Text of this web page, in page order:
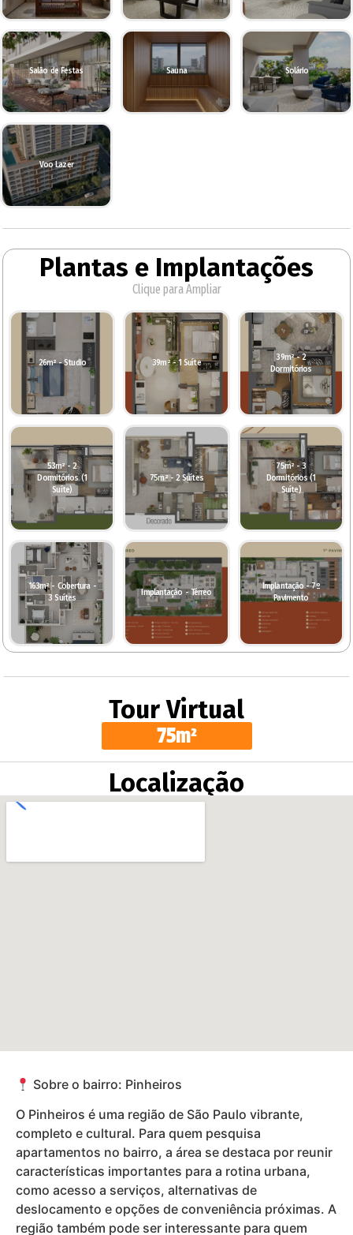
Salão de Festas Sauna Solário
Voo Lazer
Plantas e Implantações
Clique para Ampliar
26m² - Studio 39m² - 1 Suíte
39m² - 2
Dormitórios
53m² - 2
Dormitórios (1
Suíte)
75m² - 2 Suítes
75m² - 3
Dormitórios (1
Suíte)
163m² - Cobertura -
3 Suítes
Implantação - Térreo
Implantação - 7º
Pavimento
Tour Virtual
75m²
Localização
Sobre o bairro: Pinheiros
O Pinheiros é uma região de São Paulo vibrante,
completo e cultural. Para quem pesquisa
apartamentos no bairro, a área se destaca por reunir
características importantes para a rotina urbana,
como acesso a serviços, alternativas de
deslocamento e opções de conveniência próximas. A
região também pode ser interessante para quem